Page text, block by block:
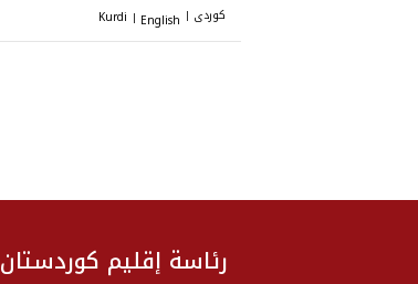
کوردی |
English
|
Kurdi
رئاسة إقليم كوردستان